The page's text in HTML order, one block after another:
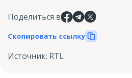
Поделиться в
Скопировать ссылку
Источник: RTL